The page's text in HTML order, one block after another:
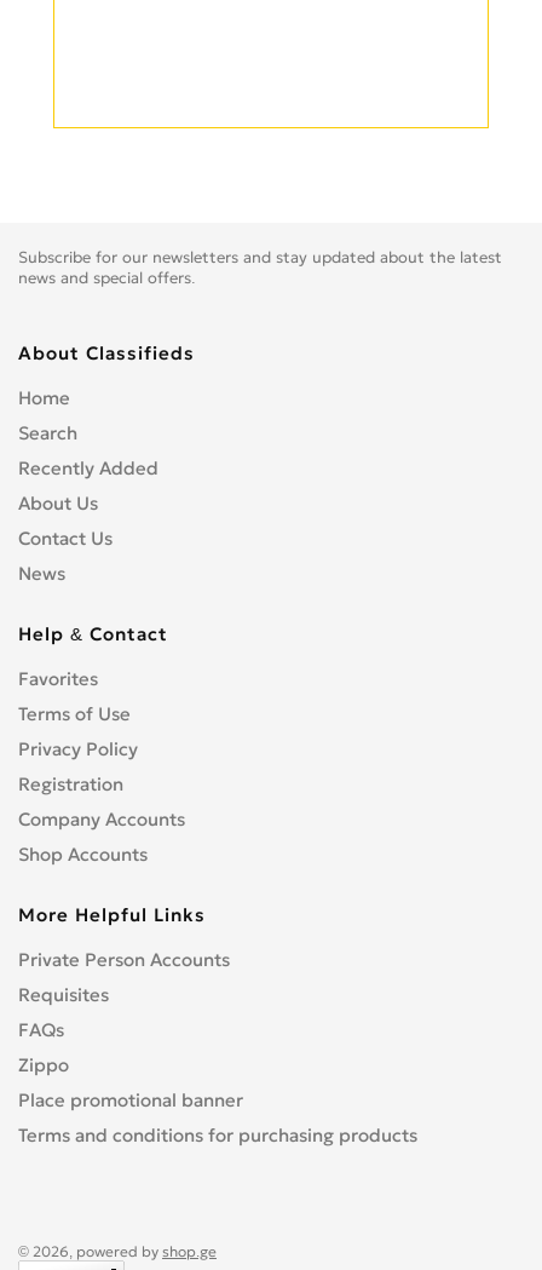
Subscribe for our newsletters and stay updated about the latest
news and special offers.
About Classifieds
Home
Search
Recently Added
About Us
Contact Us
News
Help & Contact
Favorites
Terms of Use
Privacy Policy
Registration
Company Accounts
Shop Accounts
More Helpful Links
Private Person Accounts
Requisites
FAQs
Zippo
Place promotional banner
Terms and conditions for purchasing products
© 2026, powered by shop.ge